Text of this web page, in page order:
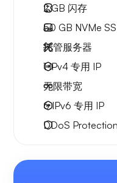
2 GB 闪存
50 GB NVMe
托管服务器
1 IPv4 专用 IP
无限带宽
6 IPv6 专用 IP
DDoS Protection